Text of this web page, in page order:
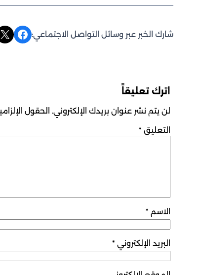
شارك الخبر عبر وسائل التواصل الاجتماعي: Share on Facebook
Share on X
اترك تعليقاً
لن يتم نشر عنوان بريدك الإلكتروني. الحقول
التعليق *
الاسم *
البريد الإلكتروني *